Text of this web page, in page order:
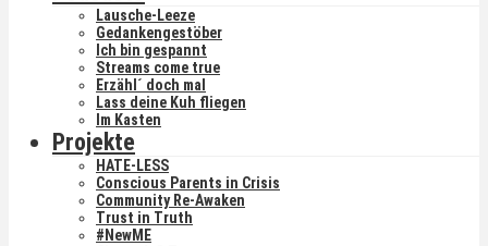
Lausche-Leeze
Gedankengestöber
Ich bin gespannt
Streams come true
Erzähl´ doch mal
Lass deine Kuh fliegen
Im Kasten
Projekte
HATE-LESS
Conscious Parents in Crisis
Community Re-Awaken
Trust in Truth
#NewME